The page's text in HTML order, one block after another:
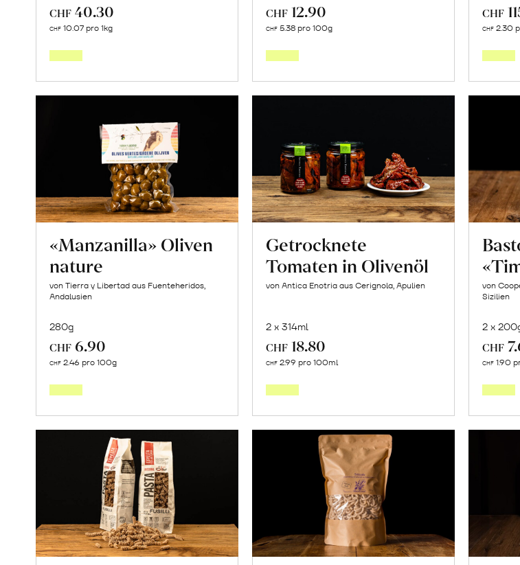
CHF 40.30
CHF 10.07 pro 1kg
Frische
Mango
«Osteen»
erfahren
CHF 12.90
CHF 5.38 pro 100g
CHF
CHF 2.30
«Manzanilla» Oliven
nature
von Tierra y Libertad aus Fuenteheridos,
Andalusien
280g
CHF 6.90
CHF 2.46 pro 100g
Getrocknete
Tomaten in Olivenöl
von Antica Enotria aus Cerignola, Apulien
2 x 314ml
CHF 18.80
CHF 2.99 pro 100ml
von
Sizilien
2 x
CHF
CHF 1.90